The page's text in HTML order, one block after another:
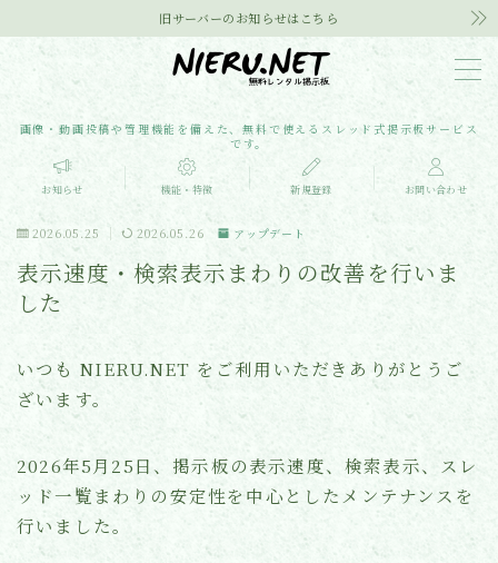
旧サーバーのお知らせはこちら
画像・動画投稿や管理機能を備えた、無料で使えるスレッド式掲示板サービス
です。
MENU
お知らせ
機能・特徴
よくある質問
お問い合わせ
メディア掲載
お知らせ 機能・特徴 新規登録 お問い合わせ
2026.05.25 2026.05.26 アップデート
表示速度・検索表示まわりの改善を行いま
した
いつも NIERU.NET をご利用いただきありがとうご
ざいます。
2026年5月25日、掲示板の表示速度、検索表示、スレ
ッド一覧まわりの安定性を中心としたメンテナンスを
行いました。